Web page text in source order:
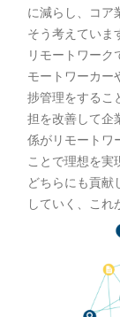
に減らし、コア
そう考えていま
リモートワーク
モートワーカー
捗管理をするこ
担を改善して企
係がリモートワ
ことで理想を実
どちらにも貢献
していく、これ